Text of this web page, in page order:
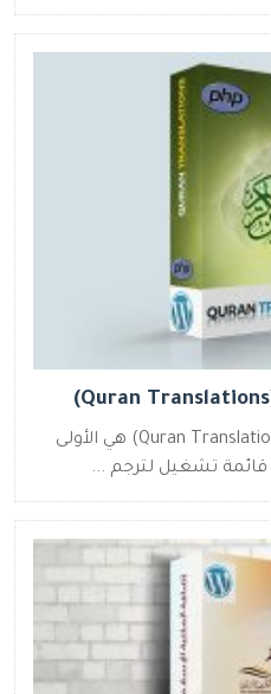
تعد إضافة ترجمات القرآن (Quran Translations) هي الأولى
تشغيل لترجم ...